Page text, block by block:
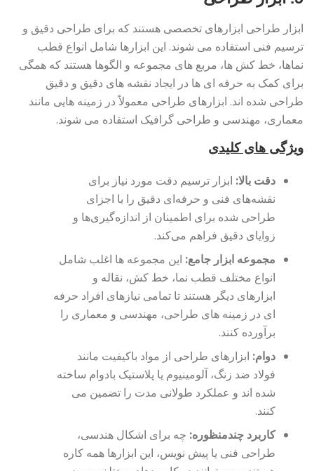
ابزار طراحی ابزارهای تخصصی هستند که برای طراحی دقیق و
ترسیم فنی استفاده می شوند. این ابزارها شامل انواع قطب
نماها، خط کش ها، مربع های مجموعه و الگوها هستند که همگی
برای کمک به حرفه ای ها در ایجاد نقشه های دقیق و دقیق
طراحی شده اند. ابزارهای طراحی معمولاً در زمینه هایی مانند
معماری، مهندسی و طراحی گرافیک استفاده می شوند.
ویژگی های کلیدی
دقت بالا: ابزار ترسیم دقت مورد نیاز برای
نقشه‌های فنی و حرفه‌ای دقیق را با اجزای
طراحی شده برای اطمینان از اندازه‌گیری‌ها و
زوایای دقیق فراهم می‌کند.
مجموعه ابزار جامع: این مجموعه ها اغلب شامل
انواع مختلف قطب نما، خط کش، نقاله و
ابزارهای دیگر هستند تا تمامی نیازهای افراد حرفه
ای در زمینه های طراحی، مهندسی و معماری را
برآورده کنند.
دوام: ابزارهای طراحی از مواد باکیفیت مانند
فولاد ضد زنگ، آلومینیوم یا پلاستیک بادوام ساخته
شده اند و عملکرد طولانی مدت را تضمین می
کنند.
کاربرد چندمنظوره: چه برای اشکال هندسی،
طراحی فنی یا پیش نویس، این ابزارها همه کاره